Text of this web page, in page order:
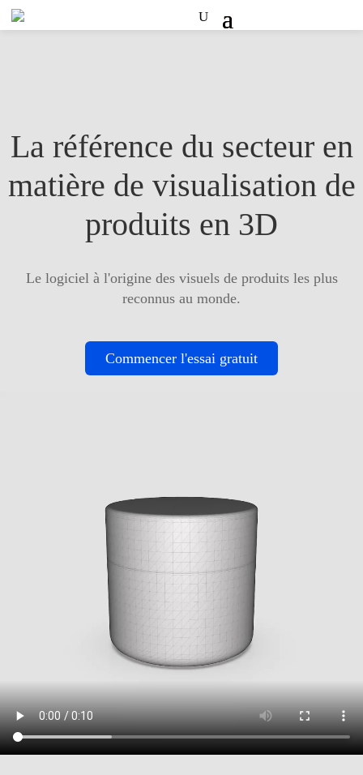
La référence du secteur en
matière de visualisation de
produits en 3D
Le logiciel à l'origine des visuels de produits les plus
reconnus au monde.
Commencer l'essai gratuit